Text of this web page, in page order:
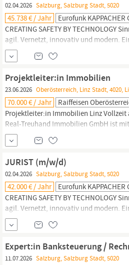
02.04.2026 Salzburg, Salzburg Stadt, 5020
45.738 € / Jahr Eurofunk KAPPACHER
CREATING SAFETY BY TECHNOLOGY
agil. Vernetzt, innovativ und modern.
international. Mit 360°-
schaffen wir
Sicherheit.
Kundenportfolio.
Projektleiter:in Immobilien
23.06.2026 Oberösterreich, Linz Stadt, 4020,
70.000 € / Jahr Raiffeisen
Projektleiter:in Immobilien Linz Vollzeit
Real-Treuhand Immobilien GmbH ist
Mitarbeiter:innen vor allem in
München und Prag tätig und zählt zu
erfolgreichsten
Tochtergesellschaft der
JURIST (m/w/d)
02.04.2026 Salzburg, Salzburg Stadt, 5020
42.000 € / Jahr Eurofunk KAPPACHER
CREATING SAFETY BY TECHNOLOGY
agil. Vernetzt, innovativ und modern.
international. Mit 360°-
schaffen wir
Sicherheit.
und internationale Flughäfen zählen zu
Kundenportfolio.
Expert:in Banksteuerung /
11.07.2026 Salzburg, Salzburg Stadt, 5020